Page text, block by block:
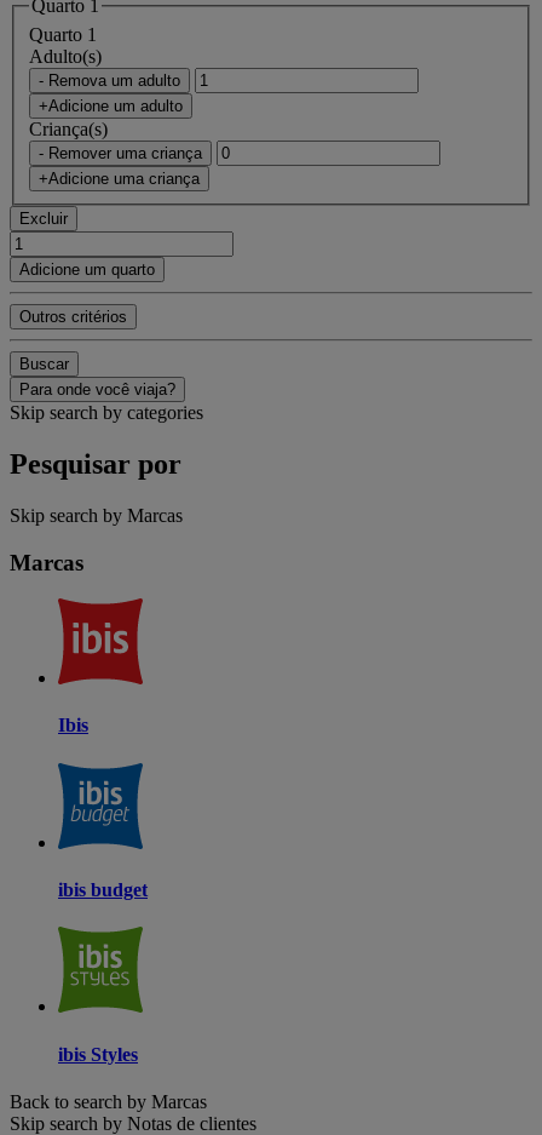
Quarto 1
Quarto 1
Adulto(s)
- Remova um adulto
+Adicione um adulto
Criança(s)
- Remover uma criança
+Adicione uma criança
Excluir
Adicione um quarto
Outros critérios
Buscar
Para onde você viaja?
Skip search by categories
Pesquisar por
Skip search by Marcas
Marcas
Ibis
ibis budget
ibis Styles
Back to search by Marcas
Skip search by Notas de clientes